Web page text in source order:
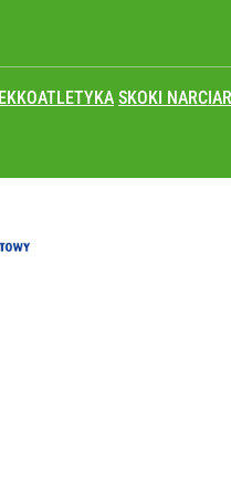
SKOKI
się z kadry? To
co czeka branżę do